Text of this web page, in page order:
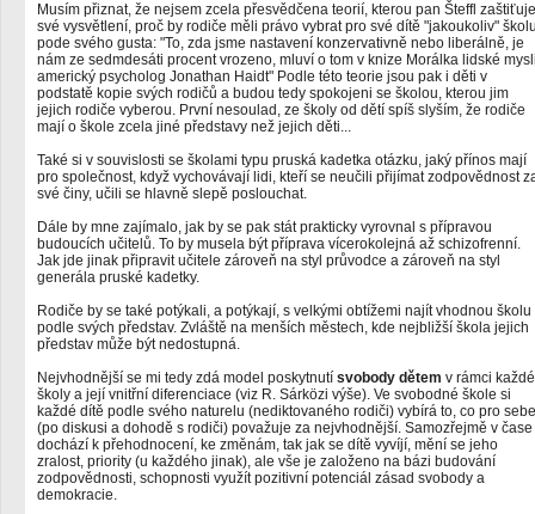
Musím přiznat, že nejsem zcela přesvědčena teorií, kterou pan Šteffl zaštiťuje
své vysvětlení, proč by rodiče měli právo vybrat pro své dítě "jakoukoliv"
pode svého gusta: "To, zda jsme nastavení konzervativně nebo liberálně, je
nám ze sedmdesáti procent vrozeno, mluví o tom v knize Morálka lidské
americký psycholog Jonathan Haidt" Podle této teorie jsou pak i děti v
podstatě kopie svých rodičů a budou tedy spokojeni se školou, kterou jim
jejich rodiče vyberou. První nesoulad, ze školy od dětí spíš slyším, že rodiče
mají o škole zcela jiné představy než jejich děti...
Také si v souvislosti se školami typu pruská kadetka otázku, jaký přínos mají
pro společnost, když vychovávají lidi, kteří se neučili přijímat zodpovědnost
své činy, učili se hlavně slepě poslouchat.
Dále by mne zajímalo, jak by se pak stát prakticky vyrovnal s přípravou
budoucích učitelů. To by musela být příprava vícerokolejná až schizofrenní.
Jak jde jinak připravit učitele zároveň na styl průvodce a zároveň na styl
generála pruské kadetky.
Rodiče by se také potýkali, a potýkají, s velkými obtížemi najít vhodnou školu
podle svých představ. Zvláště na menších městech, kde nejbližší škola jejich
představ může být nedostupná.
Nejvhodnější se mi tedy zdá model poskytnutí svobody dětem v rámci každé
školy a její vnitřní diferenciace (viz R. Sárközi výše). Ve svobodné škole si
každé dítě podle svého naturelu (nediktovaného rodiči) vybírá to, co pro sebe
(po diskusi a dohodě s rodiči) považuje za nejvhodnější. Samozřejmě v čase
dochází k přehodnocení, ke změnám, tak jak se dítě vyvíjí, mění se jeho
zralost, priority (u každého jinak), ale vše je založeno na bázi budování
zodpovědnosti, schopnosti využít pozitivní potenciál zásad svobody a
demokracie.